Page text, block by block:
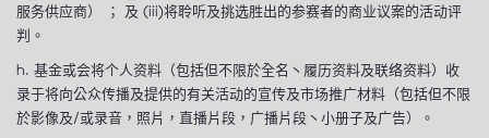
服务供应商） ； 及 (iii)将聆听及挑选胜出的参赛者的商业议案的活动评
判。
h. 基金或会将个人资料（包括但不限於全名丶履历资料及联络资料）收
录于将向公众传播及提供的有关活动的宣传及市场推广材料（包括但不限
於影像及/或录音，照片，直播片段，广播片段丶小册子及广告）。